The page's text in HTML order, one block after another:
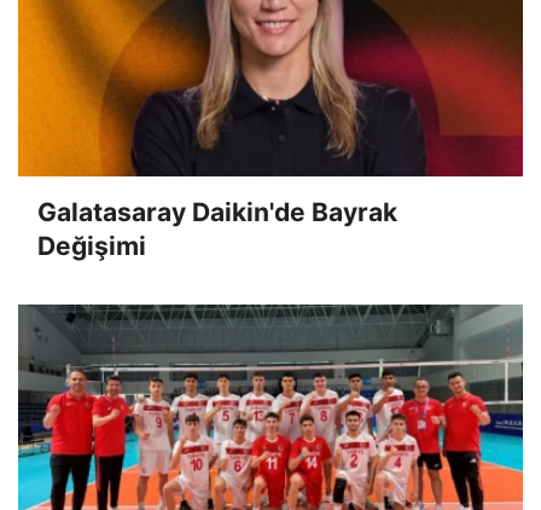
Galatasaray Daikin'de Bayrak
Değişimi